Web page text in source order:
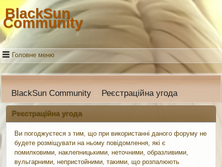
BlackSun
Community
Головне меню
BlackSun Community :: Реєстраційна угода
Реєстраційна угода
Ви погоджуєтеся з тим, що при використанні даного форуму не
будете розміщувати на ньому повідомлення, які є
помилковими, наклепницькими, неточними, образливими,
вульгарними, непристойними, такими, що розпалюють